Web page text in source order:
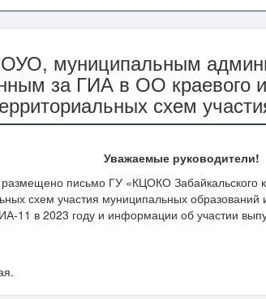
муниципальным
за ГИА в ОО краевого
схем
Уважаемые руководители!
размещено письмо ГУ «КЦОКО
схем участия муниципальных образований
11 в 2023 году и информации об участии